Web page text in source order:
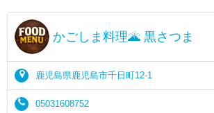
かごしま料理🌋 黒さつま
鹿児島県鹿児島市千日町12-1
05031608752